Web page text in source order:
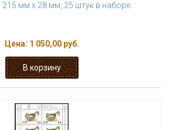
мм х 28 мм, 25 штук в наборе
Цена: 1 050,00 руб.